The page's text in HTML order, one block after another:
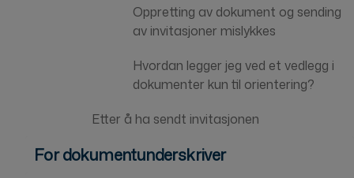
Oppretting av dokument og sending
av invitasjoner mislykkes
Hvordan legger jeg ved et vedlegg i
dokumenter kun til orientering?
Etter å ha sendt invitasjonen
For dokumentunderskriver